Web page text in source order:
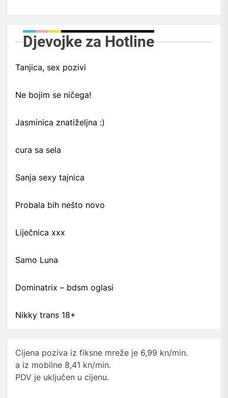
Djevojke za Hotline
Tanjica, sex pozivi
Ne bojim se ničega!
Jasminica znatiželjna :)
cura sa sela
Sanja sexy tajnica
Probala bih nešto novo
Liječnica xxx
Samo Luna
Dominatrix – bdsm oglasi
Nikky trans 18+
Cijena poziva iz fiksne mreže je 6,99 kn/min.
a iz mobilne 8,41 kn/min.
PDV je uključen u cijenu.